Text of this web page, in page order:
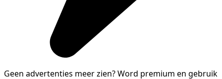
Geen advertenties meer zien?Word premium en gebruik